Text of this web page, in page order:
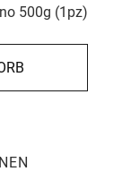
500g (1pz)